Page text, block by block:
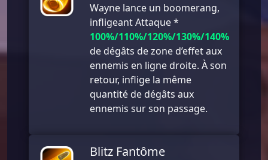
Wayne lance un boomerang,
infligeant Attaque *
100%/110%/120%/130%/140%
de dégâts de zone d’effet aux
ennemis en ligne droite. À son
retour, inflige la même
quantité de dégâts aux
ennemis sur son passage.
Blitz Fantôme